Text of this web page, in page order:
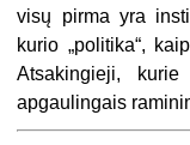
visų pirma yra
kurio „politika“,
Atsakingieji,
apgaulingais